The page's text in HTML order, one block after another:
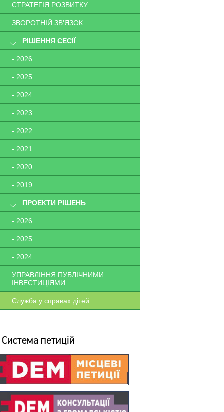
СТРАТЕГІЯ РОЗВИТКУ
ЗВОРОТНІЙ ЗВ'ЯЗОК
РІШЕННЯ СЕСІЇ
- 2026
- 2025
- 2024
- 2023
- 2022
- 2021
- 2020
- 2019
ПРОЕКТИ РІШЕНЬ
- 2026
- 2025
- 2024
УПРАВЛІННЯ ПУБЛІЧНИМИ
ІНВЕСТИЦІЯМИ
Служба у справах дітей
Система петицій